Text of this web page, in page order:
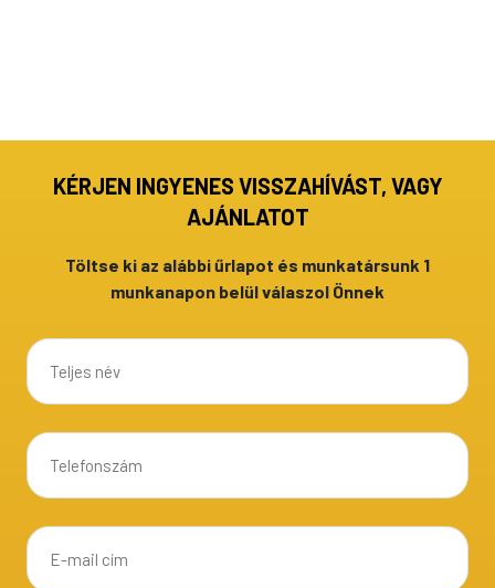
KÉRJEN INGYENES VISSZAHÍVÁST, VAGY
AJÁNLATOT
Töltse ki az alábbi űrlapot és munkatársunk 1
munkanapon belül válaszol Önnek